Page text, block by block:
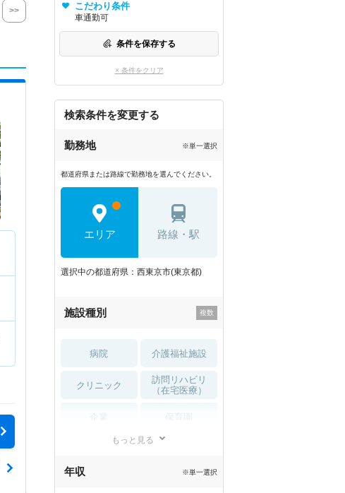
>> こだわり条件
車通勤可
条件を保存する
× 条件をクリア
検索条件を変更する
勤務地 ※単一選択
都道府県または路線で勤務地を選んでください。
エリア 路線・駅
選択中の都道府県：西東京市(東京都)
施設種別
病院 介護福祉施設
クリニック
訪問リハビリ
（在宅医療）
もっと見る
年収 ※単一選択